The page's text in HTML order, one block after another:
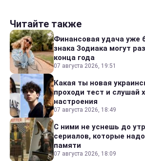
Читайте также
Финансовая удача уже
знака Зодиака могут
конца года
07 августа 2026, 19:51
Какая ты новая
проходи тест и слушай
настроения
07 августа 2026, 18:49
С ними не уснешь до
сериалов, которые
памяти
07 августа 2026, 18:09